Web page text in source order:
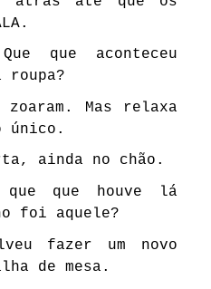
que aconteceu
roupa?
Mas relaxa
único.
ainda no chão.
que houve lá
foi aquele?
fazer um novo
de mesa.